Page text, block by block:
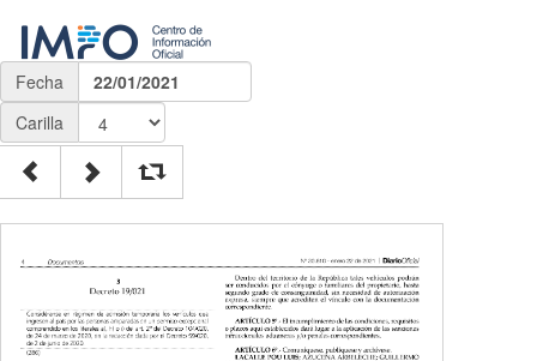
Fecha
22/01/2021
Carilla